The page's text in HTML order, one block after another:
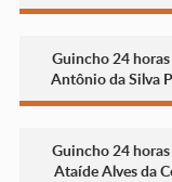
Guincho 24 horas
Antônio da Silva
Guincho 24 horas
Ataíde Alves da